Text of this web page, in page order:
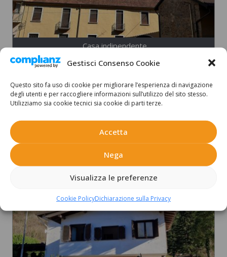
Gestisci Consenso Cookie
Questo sito fa uso di cookie per migliorare l’esperienza di navigazione
degli utenti e per raccogliere informazioni sull’utilizzo del sito stesso.
Utilizziamo sia cookie tecnici sia cookie di parti terze.
Accetta
Nega
Visualizza le preferenze
Cookie PolicyDichiarazione sulla Privacy
Casa indipendente
CHIAVENNA – Vicolo del Perè
Valchiavenna,Chiavenna
mq 394,00 € 470.000